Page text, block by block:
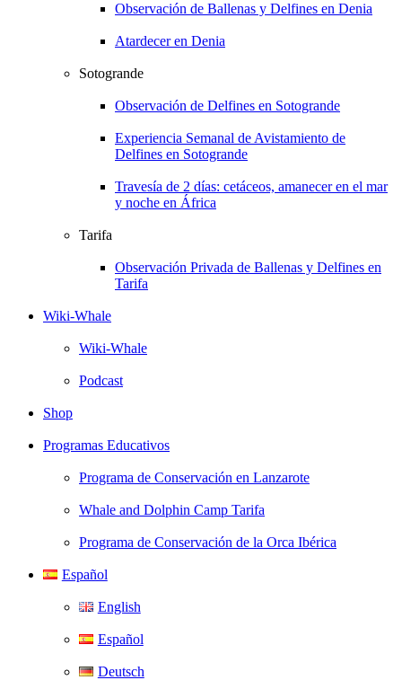
Observación de Ballenas y Delfines en Denia
Atardecer en Denia
Sotogrande
Observación de Delfines en Sotogrande
Experiencia Semanal de Avistamiento de
Delfines en Sotogrande
Travesía de 2 días: cetáceos, amanecer en el mar
y noche en África
Tarifa
Observación Privada de Ballenas y Delfines en
Tarifa
Wiki-Whale
Wiki-Whale
Podcast
Shop
Programas Educativos
Programa de Conservación en Lanzarote
Whale and Dolphin Camp Tarifa
Programa de Conservación de la Orca Ibérica
Español
English
Español
Deutsch